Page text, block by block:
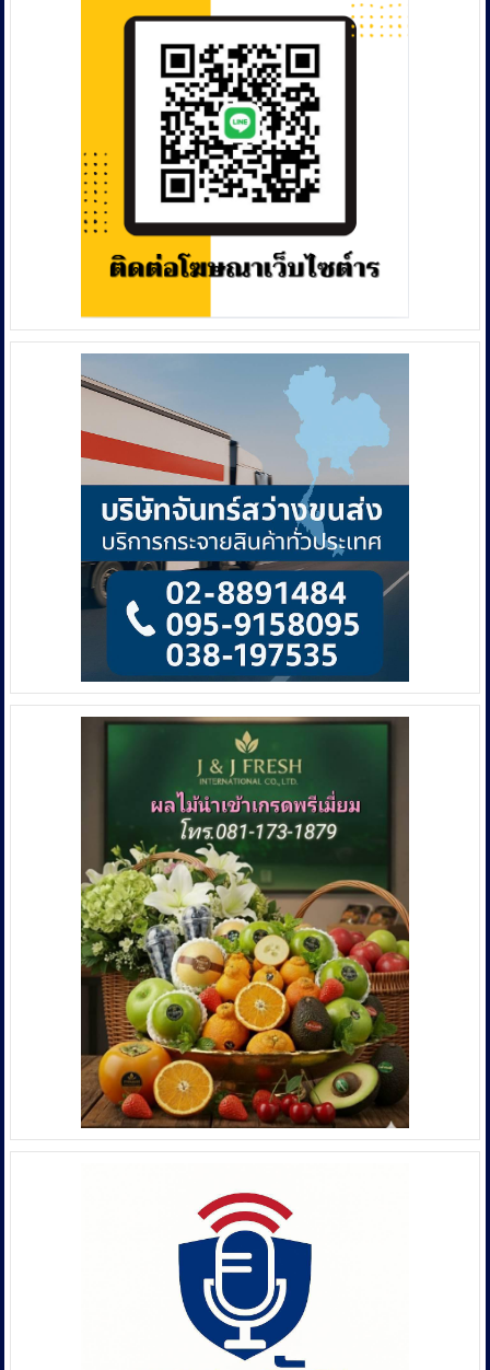
ดูด
เงิน
หมด
บัญชี
หลอก
ลงทุน
หุ้น
ทองคำ-
น้ำมัน
ตุ๋น
เหยื่อ
โอน
เงิน
พบ
เงิน
หมุนเวียน
กว่า
ล้าน